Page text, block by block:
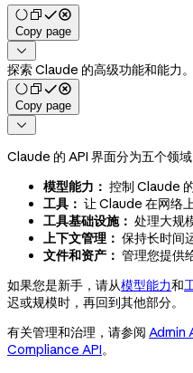
Copy page

探索 Claude 的高级功能和能力。
Copy page

Claude 的 API 界面分为五个领域
模型能力： 控制 Claude
工具： 让 Claude 在网络
工具基础设施： 处理大规
上下文管理： 保持长时间
文件和资产： 管理您提供
如果您是新手，请从模型能力和
迟或规模时，再回到其他部分。
有关管理和治理，请参阅 Admin
Compliance API。